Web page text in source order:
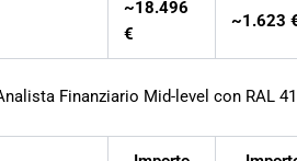
~18.496
€
~1.623
Finanziario Mid-level con RAL